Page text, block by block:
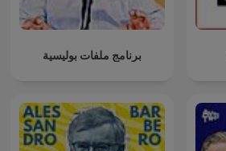
برنامج ملفات بوليسية